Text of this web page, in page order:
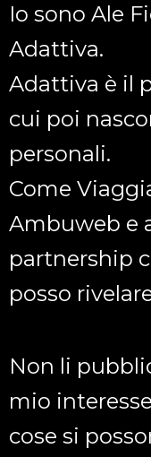
Io sono Ale
Adattiva.
Adattiva è il
cui poi
personali.
Come
Ambuweb e
partnership
posso
Non li
mio
cose si